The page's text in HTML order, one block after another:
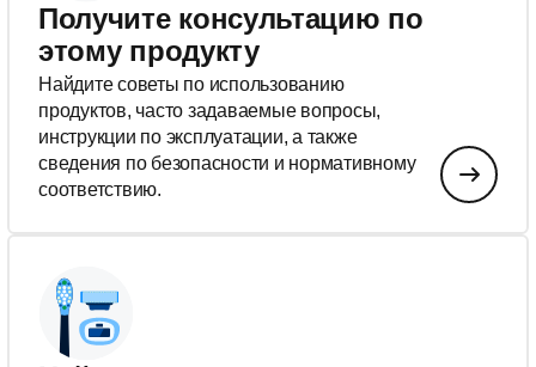
Получите консультацию по
этому продукту
Найдите советы по использованию
продуктов, часто задаваемые вопросы,
инструкции по эксплуатации, а также
сведения по безопасности и нормативному
соответствию.